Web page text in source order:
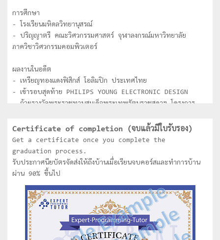
การศึกษา
- โรงเรียนมหิดลวิทยานุสรณ์
- ปริญญาตรี คณะวิศวกรรมศาสตร์ จุฬาลงกรณ์มหาวิทยาลัย
ภาควิชาวิศวกรรมคอมพิวเตอร์
ผลงานในอดีต
- เหรียญทองแดงฟิสิกส์ โอลิมปิก ประเทศไทย
- เข้ารอบสุดท้าย PHILIPS YOUNG ELECTRONIC DESIGN
- ถ้วยรางวัลพระราชทานสมเด็จพระเทพรัตนราชสุดาฯ โครงการ
- ชนะเลิศการประกวด Software ของ Thailand
Information technology Agency (TITA) ระดับ
อุดมศึกษา
- ได้รับคัดเลือกเป็นตัวแทนประเทศไทยเข้าร่วมการแข่งขัน Asia
Pacific Information Technology (APITA) ที่ประเทศ
- ชนะเลิศการแข่งขันหุ่นยนต์ระดับประเทศไทย
- ชนะเลิศการแข่งขันหุ่นยนต์ระดับโลก
Certificate of completion (จบแล้วมีใบรับรอง)
Get a certificate once you complete the
graduation process.
รับประกาศนียบัตรจัดส่งให้ถึงบ้านเมื่อเรียนจบคอร์สและทำการบ้าน
ผ่าน 90% ขึ้นไป